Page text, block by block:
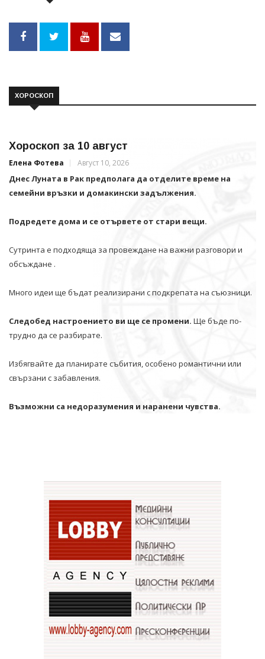
ХОРОСКОП
Хороскоп за 10 август
Елена Фотева Август 10, 2026
Днес Луната в Рак предполага да отделите време на
семейни връзки и домакински задължения.
Подредете дома и се отървете от стари вещи.
Сутринта е подходяща за провеждане на важни разговори и
обсъждане .
Много идеи ще бъдат реализирани с подкрепата на съюзници.
Следобед настроението ви ще се промени. Ще бъде по-
трудно да се разбирате.
Избягвайте да планирате събития, особено романтични или
свързани с забавления.
Възможни са недоразумения и наранени чувства.